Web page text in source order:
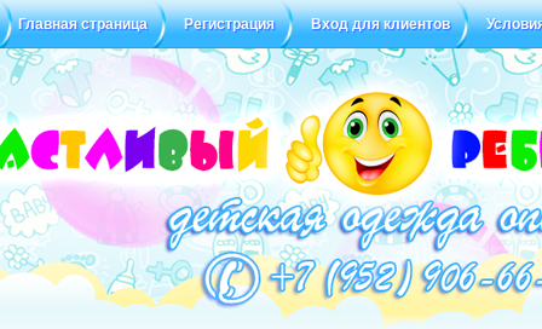
Главная страница Регистрация Вход для клиентов
Статус заказа Отзывы